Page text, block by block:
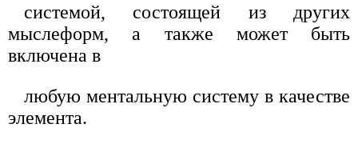
системой, состоящей из других
мыслеформ, а также может быть
включена в
любую ментальную систему в качестве
элемента.